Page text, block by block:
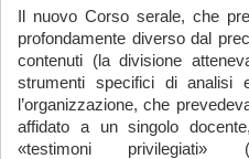
Il nuovo Corso serale, che
profondamente diverso dal
contenuti (la divisione
strumenti specifici di analisi
l’organizzazione, che
affidato a un singolo
«testimoni privilegiati»